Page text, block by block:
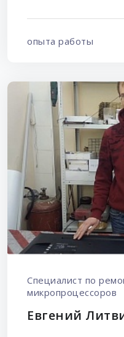
опыта работы
Специалист по
микропроцессоров
Евгений